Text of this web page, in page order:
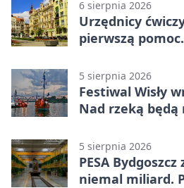
6 sierpnia 2026
Urzędnicy
pierwszą
5 sierpnia 2026
Festiwal Wisły
Nad rzeką
5 sierpnia 2026
PESA
niemal miliard.